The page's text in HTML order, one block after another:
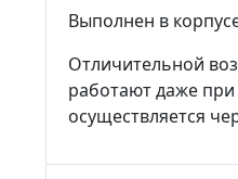
Выполнен в
Отличительной
работают даже при
осуществляется